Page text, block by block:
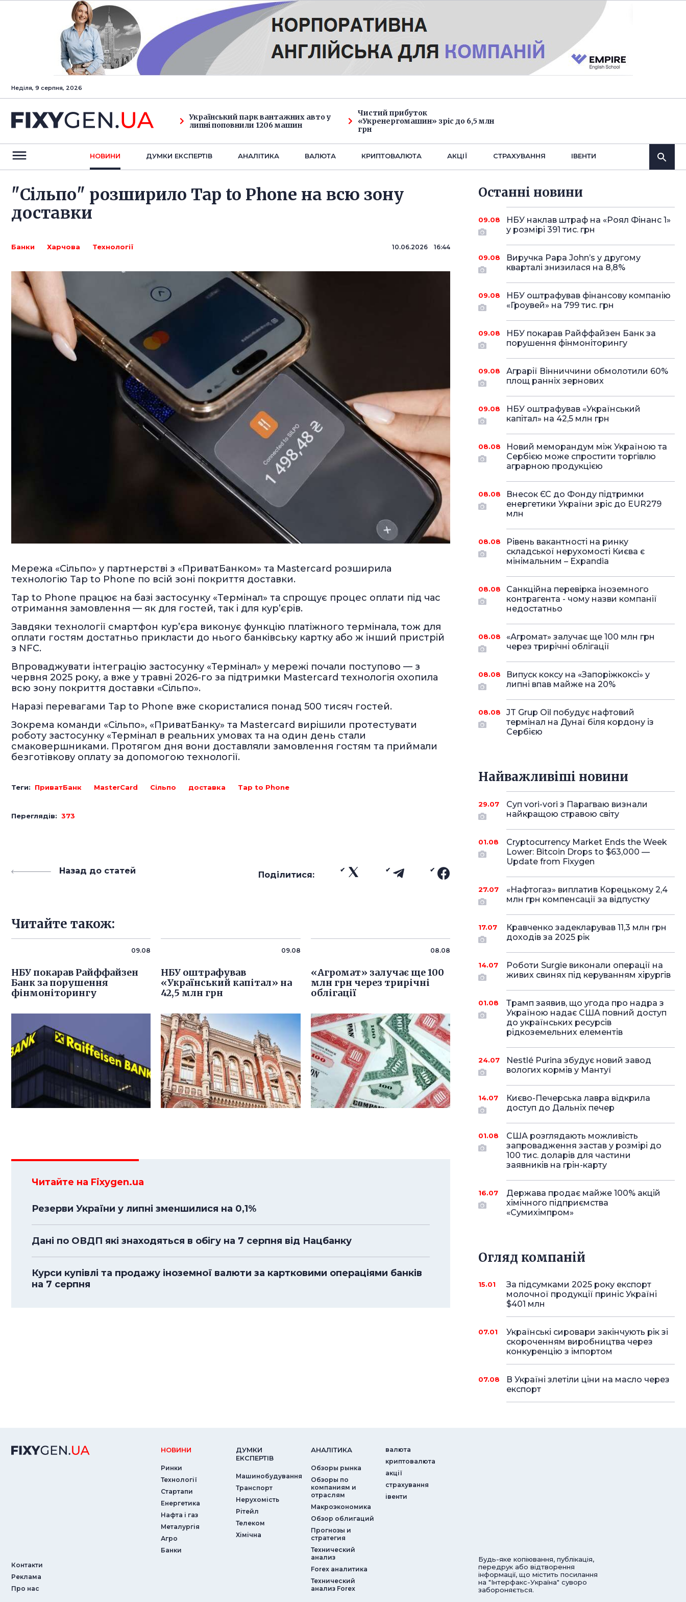
Неділя, 9 серпня, 2026
Український парк вантажних авто у
липні поповнили 1206 машин
Чистий прибуток
«Укренергомашин» зріс до 6,5 млн
грн
НОВИНИ ДУМКИ ЕКСПЕРТIВ АНАЛIТИКА ВАЛЮТА КРИПТОВАЛЮТА АКЦІЇ СТРАХУВАННЯ IВЕНТИ
"Сільпо" розширило Tap to Phone на всю зону
доставки
Банки Харчова Технології 10.06.2026 16:44
Мережа «Сільпо» у партнерстві з «ПриватБанком» та Mastercard розширила
технологію Tap to Phone по всій зоні покриття доставки.
Tap to Phone працює на базі застосунку «Термінал» та спрощує процес оплати під час
отримання замовлення — як для гостей, так і для кур’єрів.
Завдяки технології смартфон кур’єра виконує функцію платіжного термінала, тож для
оплати гостям достатньо прикласти до нього банківську картку або ж інший пристрій
з NFC.
Впроваджувати інтеграцію застосунку «Термінал» у мережі почали поступово — з
червня 2025 року, а вже у травні 2026-го за підтримки Mastercard технологія охопила
всю зону покриття доставки «Сільпо».
Наразі перевагами Tap to Phone вже скористалися понад 500 тисяч гостей.
Зокрема команди «Сільпо», «ПриватБанку» та Mastercard вирішили протестувати
роботу застосунку «Термінал в реальних умовах та на один день стали
смаковершниками. Протягом дня вони доставляли замовлення гостям та приймали
безготівкову оплату за допомогою технології.
Теги: ПриватБанк MasterCard Сільпо доставка Tap to Phone
Переглядів: 373
Назад до статей Поділитися:
Читайте також:
09.08
НБУ покарав Райффайзен
Банк за порушення
фінмоніторингу
09.08
НБУ оштрафував
«Український капітал» на
42,5 млн грн
08.08
«Агромат» залучає ще 100
млн грн через трирічні
облігації
Читайте на Fixygen.ua
Резерви України у липні зменшилися на 0,1%
Дані по ОВДП які знаходяться в обігу на 7 серпня від Нацбанку
Курси купівлі та продажу іноземної валюти за картковими операціями банків
на 7 серпня
Останнi новини
09.08
НБУ наклав штраф на «Роял Фінанс 1»
у розмірі 391 тис. грн
09.08
Виручка Papa John’s у другому
кварталі знизилася на 8,8%
09.08
НБУ оштрафував фінансову компанію
«Гроувей» на 799 тис. грн
09.08
НБУ покарав Райффайзен Банк за
порушення фінмоніторингу
09.08
Аграрії Вінниччини обмолотили 60%
площ ранніх зернових
09.08
НБУ оштрафував «Український
капітал» на 42,5 млн грн
08.08
Новий меморандум між Україною та
Сербією може спростити торгівлю
аграрною продукцією
08.08
Внесок ЄС до Фонду підтримки
енергетики України зріс до EUR279
млн
08.08
Рівень вакантності на ринку
складської нерухомості Києва є
мінімальним – Expandia
08.08
Санкційна перевірка іноземного
контрагента - чому назви компанії
недостатньо
08.08
«Агромат» залучає ще 100 млн грн
через трирічні облігації
08.08
Випуск коксу на «Запоріжкоксі» у
липні впав майже на 20%
08.08
JT Grup Oil побудує нафтовий
термінал на Дунаї біля кордону із
Сербією
Найважливіші новини
29.07
Суп vori-vori з Парагваю визнали
найкращою стравою світу
01.08
Cryptocurrency Market Ends the Week
Lower: Bitcoin Drops to $63,000 —
Update from Fixygen
27.07
«Нафтогаз» виплатив Корецькому 2,4
млн грн компенсації за відпустку
17.07
Кравченко задекларував 11,3 млн грн
доходів за 2025 рік
14.07
Роботи Surgie виконали операції на
живих свинях під керуванням хірургів
01.08
Трамп заявив, що угода про надра з
Україною надає США повний доступ
до українських ресурсів
рідкоземельних елементів
24.07
Nestlé Purina збудує новий завод
вологих кормів у Мантуї
14.07
Києво-Печерська лавра відкрила
доступ до Дальніх печер
01.08
США розглядають можливість
запровадження застав у розмірі до
100 тис. доларів для частини
заявників на грін-карту
16.07
Держава продає майже 100% акцій
хімічного підприємства
«Сумихімпром»
Огляд компаній
15.01
За підсумками 2025 року експорт
молочної продукції приніс Україні
$401 млн
07.01
Українські сировари закінчують рік зі
скороченням виробництва через
конкуренцію з імпортом
07.08
В Україні злетіли ціни на масло через
експорт
Контакти
Реклама
Про нас
НОВИНИ
Ринки
Технології
Стартапи
Енергетика
Нафта і газ
Металургія
Агро
Банки
ДУМКИ
ЕКСПЕРТIВ
Машинобудування
Транспорт
Нерухомість
Рітейл
Телеком
Хімічна
АНАЛIТИКА
Обзоры рынка
Обзоры по
компаниям и
отраслям
Макроэкономика
Обзор облигаций
Прогнозы и
стратегия
Технический
анализ
Forex аналитика
Технический
анализ Forex
валюта
криптовалюта
акції
страхування
iвенти
Будь-яке копіювання, публікація,
передрук або відтворення
інформації, що містить посилання
на "Інтерфакс-Україна" суворо
забороняється.